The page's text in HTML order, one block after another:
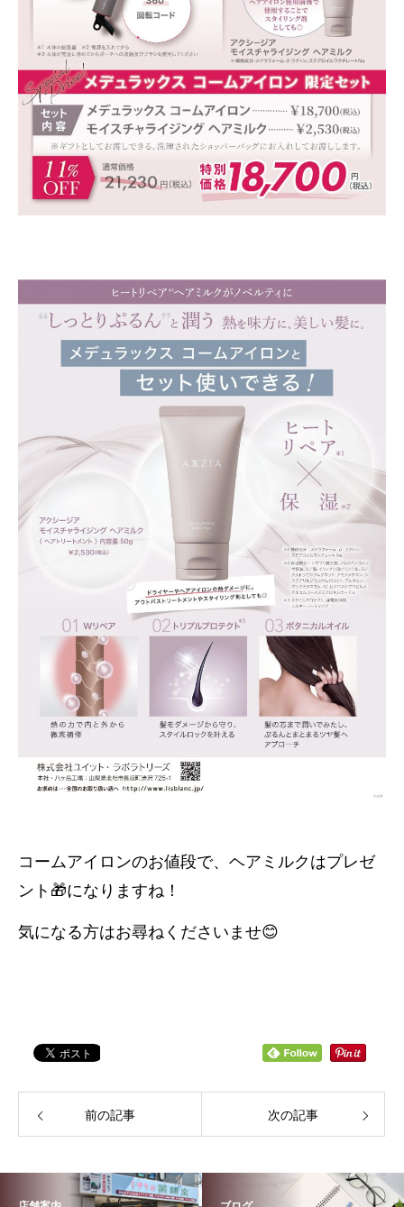
コームアイロンのお値段で、ヘアミルクはプレゼ
ント🎁になりますね！
気になる方はお尋ねくださいませ😊
前の記事 次の記事